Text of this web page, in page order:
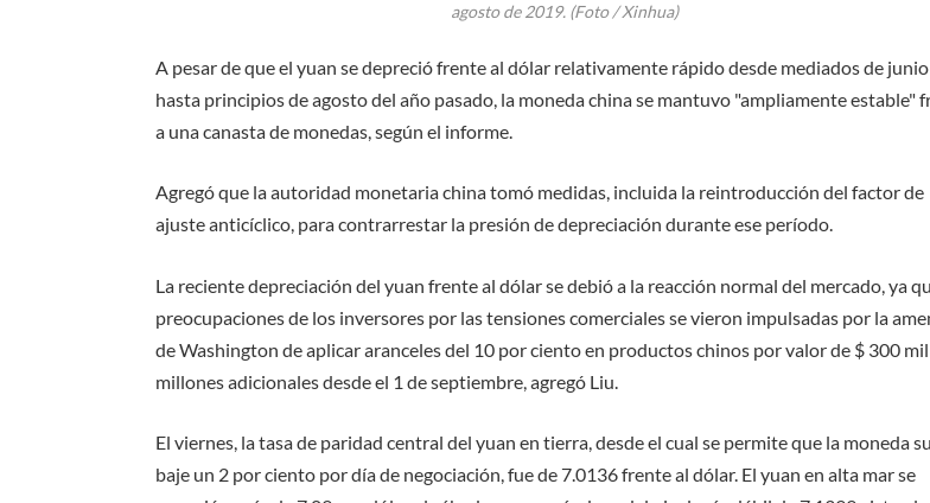
agosto de 2019. (Foto / Xinhua)
A pesar de que el yuan se depreció frente al dólar relativamente rápido desde mediados de junio
hasta principios de agosto del año pasado, la moneda china se mantuvo "ampliamente estable"
a una canasta de monedas, según el informe.
Agregó que la autoridad monetaria china tomó medidas, incluida la reintroducción del factor de
ajuste anticíclico, para contrarrestar la presión de depreciación durante ese período.
La reciente depreciación del yuan frente al dólar se debió a la reacción normal del mercado, ya
preocupaciones de los inversores por las tensiones comerciales se vieron impulsadas por la
de Washington de aplicar aranceles del 10 por ciento en productos chinos por valor de $ 300 mil
millones adicionales desde el 1 de septiembre, agregó Liu.
El viernes, la tasa de paridad central del yuan en tierra, desde el cual se permite que la moneda
baje un 2 por ciento por día de negociación, fue de 7.0136 frente al dólar. El yuan en alta mar se